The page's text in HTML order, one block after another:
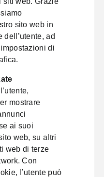
sito web in
dell’utente, ad
di
mostrare
ai suoi
web, su altri
web di terze
Con
l’utente può